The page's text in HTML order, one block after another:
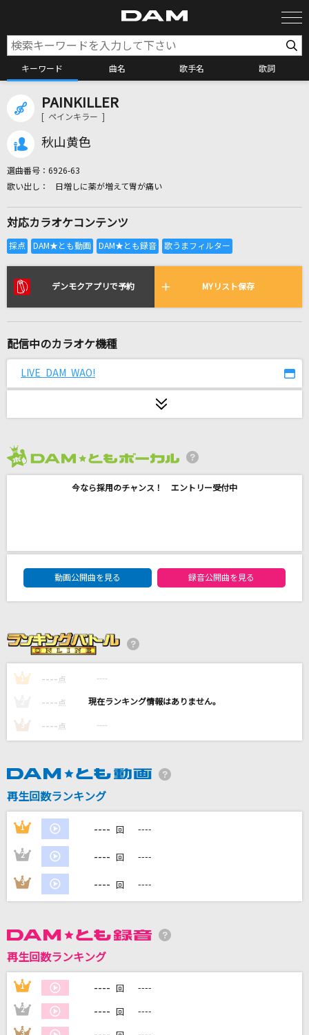
キーワード 曲名 歌手名 歌詞
全国りれき
リアルタイムで歌われている曲の一覧
R.Y.U.S.E.I.
[生音]KissHug
Feel My Heart
samfree feat.Lily
火種
キタニタツヤ
STAY AWAY
優里
カラオケ最新情報をチェック！
PAINKILLER
[ ペインキラー ]
秋山黄色
選曲番号： 6926-63
日増しに薬が増えて胃が痛い
対応カラオケコンテンツ
デンモクアプリで予約 MYリスト保存
配信中のカラオケ機種
LIVE DAM WAO!
今なら採用のチャンス！ エントリー受付中
DAM★ともボーカルエントリーランキング
動画公開曲を見る
録音公開曲を見る
1 ---- 点 ----
---- 点 ----
3 ---- 点 ----
再生回数ランキング
1 ---- 回 ----
2 ---- 回 ----
3 ---- 回 ----
再生回数ランキング
1 ---- 回 ----
2 ---- 回 ----
3